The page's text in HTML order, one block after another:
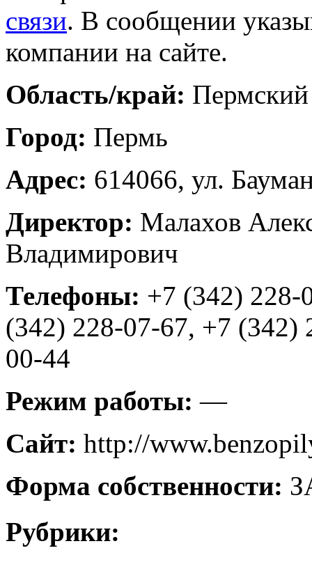
связи. В сообщении
компании на сайте.
Область/край:
Город: Пермь
Адрес: 614066, ул.
Директор: Малахов
Владимирович
Телефоны: +7 (342) 228-
(342) 228-07-67, +7 (342)
00-44
Режим работы:—
Сайт: http://
Форма собственности:
Рубрики: